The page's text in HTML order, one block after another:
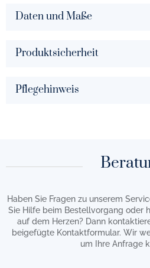
Daten und Maße
Produktsicherheit
Pflegehinweis
Haben Sie Fragen zu unserem
Sie Hilfe beim Bestellvorgang oder
auf dem Herzen? Dann
beigefügte Kontaktformular. Wir
um Ihre Anfrage